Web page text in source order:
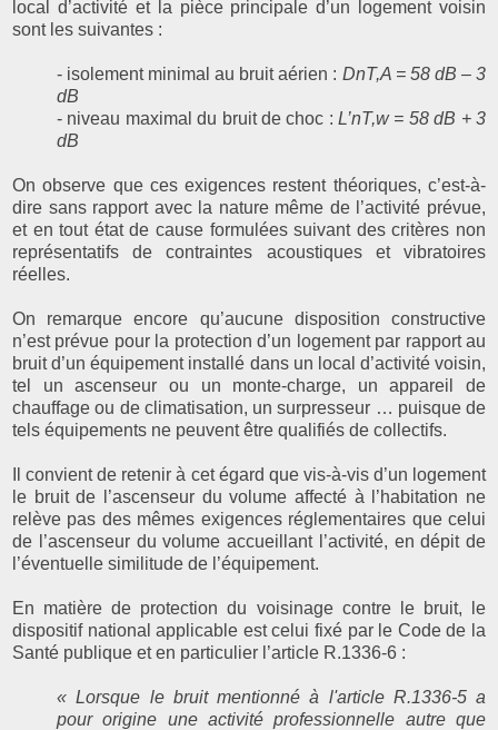
local d’activité et la pièce principale d’un logement voisin
sont les suivantes :
- isolement minimal au bruit aérien : DnT,A = 58 dB – 3
dB
- niveau maximal du bruit de choc :L’nT,w = 58 dB + 3
dB
On observe que ces exigences restent théoriques, c’est-à-
dire sans rapport avec la nature même de l’activité prévue,
et en tout état de cause formulées suivant des critères non
représentatifs de contraintes acoustiques et vibratoires
réelles.
On remarque encore qu’aucune disposition constructive
n’est prévue pour la protection d’un logement par rapport au
bruit d’un équipement installé dans un local d’activité voisin,
tel un ascenseur ou un monte-charge, un appareil de
chauffage ou de climatisation, un surpresseur … puisque de
tels équipements ne peuvent être qualifiés de collectifs.
Il convient de retenir à cet égard que vis-à-vis d’un logement
le bruit de l’ascenseur du volume affecté à l’habitation ne
relève pas des mêmes exigences réglementaires que celui
de l’ascenseur du volume accueillant l’activité, en dépit de
l’éventuelle similitude de l’équipement.
En matière de protection du voisinage contre le bruit, le
dispositif national applicable est celui fixé par le Code de la
Santé publique et en particulier l’article R.1336-6 :
« Lorsque le bruit mentionné à l'article R.1336-5 a
pour origine une activité professionnelle autre que